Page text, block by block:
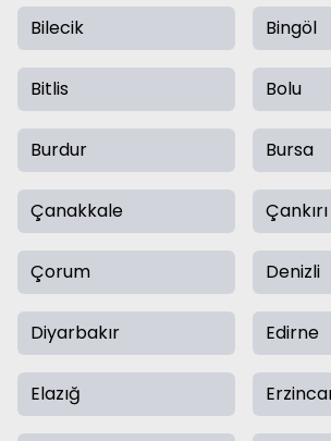
Bilecik Bingöl
Bitlis Bolu
Burdur Bursa
Çanakkale Çankırı
Çorum Denizli
Diyarbakır Edirne
Elazığ